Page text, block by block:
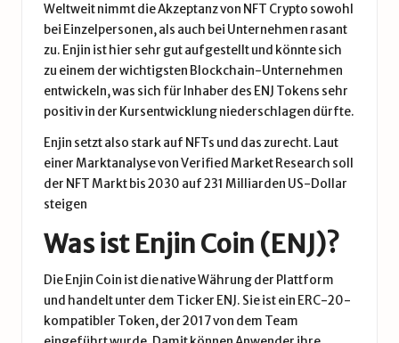
Weltweit nimmt die Akzeptanz von NFT Crypto sowohl
bei Einzelpersonen, als auch bei Unternehmen rasant
zu. Enjin ist hier sehr gut aufgestellt und könnte sich
zu einem der wichtigsten Blockchain-Unternehmen
entwickeln, was sich für Inhaber des ENJ Tokens sehr
positiv in der Kursentwicklung niederschlagen dürfte.
Enjin setzt also stark auf NFTs und das zurecht. Laut
einerMarktanalyse von Verified Market Research soll
der NFT Markt bis 2030 auf 231 Milliarden US-Dollar
steigen
Was ist Enjin Coin (ENJ)?
Die Enjin Coin ist die native Währung der Plattform
und handelt unter dem Ticker ENJ. Sie ist ein ERC-20-
kompatibler Token, der 2017 von dem Team